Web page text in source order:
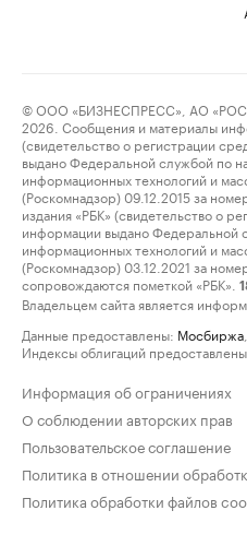
© ООО «БИЗНЕСПРЕСС», АО
2026. Сообщения и материалы
(свидетельство о регистрации
выдано Федеральной службой по
информационных технологий и
(Роскомнадзор) 09.12.2015 за
издания «РБК» (свидетельство о
информации выдано Федеральной
информационных технологий и
(Роскомнадзор) 03.12.2021 за
сопровождаются пометкой «РБК».
Владельцем сайта является
Данные предоставлены: Мосбиржа
Индексы облигаций
Информация об ограничениях
О соблюдении авторских прав
Пользовательское соглашение
Политика в отношении
Политика обработки файлов